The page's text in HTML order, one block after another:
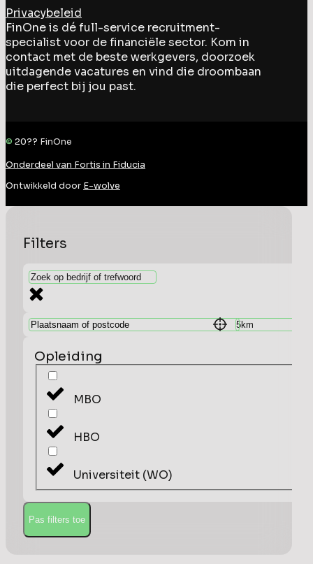
Privacybeleid
FinOne is dé full-service recruitment-
specialist voor de financiële sector. Kom in
contact met de beste werkgevers, doorzoek
uitdagende vacatures en vind die droombaan
die perfect bij jou past.
© 20?? FinOne
Onderdeel van Fortis in Fiducia
Ontwikkeld door E-wolve
Filters
Opleiding
MBO
HBO
Universiteit (WO)
Pas filters toe